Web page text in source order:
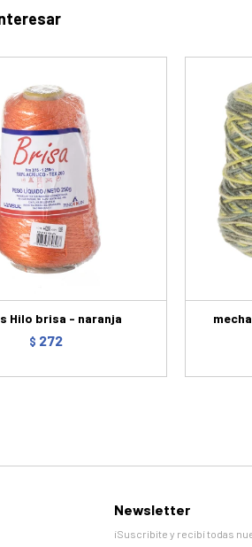
Hilo brisa - naranja
$ 272
Newsletter
¡Suscribite y recibí todas